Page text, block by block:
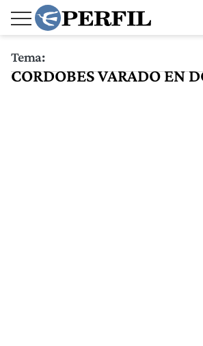
Tema:
CORDOBES VARADO EN